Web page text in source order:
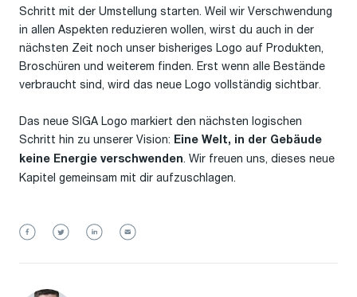
Schritt mit der Umstellung starten. Weil wir Verschwendung
in allen Aspekten reduzieren wollen, wirst du auch in der
nächsten Zeit noch unser bisheriges Logo auf Produkten,
Broschüren und weiterem finden. Erst wenn alle Bestände
verbraucht sind, wird das neue Logo vollständig sichtbar.
Das neue SIGA Logo markiert den nächsten logischen
Schritt hin zu unserer Vision: Eine Welt, in der Gebäude
keine Energie verschwenden. Wir freuen uns, dieses neue
Kapitel gemeinsam mit dir aufzuschlagen.